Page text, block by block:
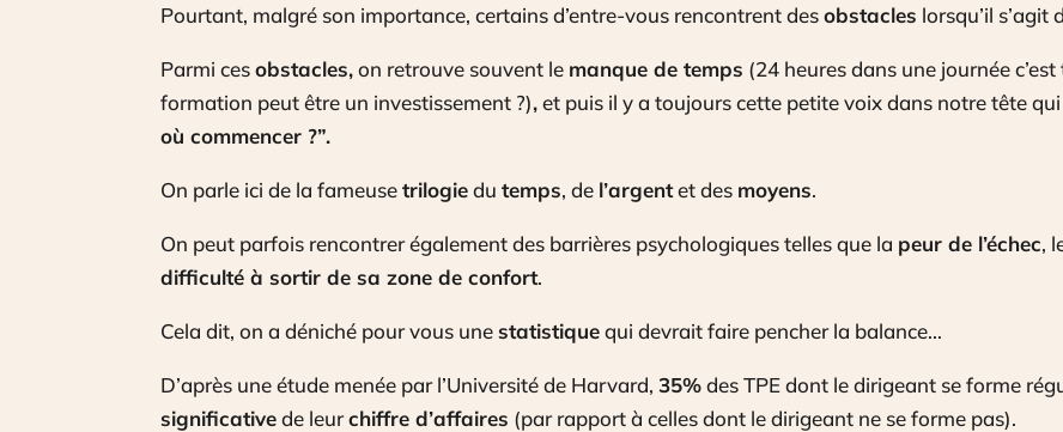
Pourtant, malgré son importance, certains d’entre-vous rencontrent desobstacles lorsqu’il s’agit
Parmi cesobstacles,on retrouve souvent le manque de temps (24 heures dans une journée
formation peut être un investissement ?),et puis il y a toujours cette petite voix dans notre tête
où commencer ?”.
On parle ici de la fameusetrilogiedutemps, de l’argentet des moyens.
On peut parfois rencontrer également des barrières psychologiques telles que la peur de l’échec,
difficulté à sortir de sa zone de confort.
Cela dit, on a déniché pour vous unestatistiquequi devrait faire pencher la balance…
D’après une étude menée par l’Université de Harvard,35%des TPE dont le dirigeant se forme
significativede leurchiffre d’affaires (par rapport à celles dont le dirigeant ne se forme pas).